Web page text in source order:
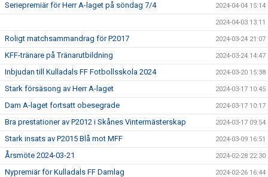
Seriepremiär för Herr A-laget på söndag 7/4 2024-04-04 15:14
2024-04-03 13:11
Roligt matchsammandrag för P2017 2024-03-24 21:07
KFF-tränare på Tränarutbildning 2024-03-24 14:47
Inbjudan till Kulladals FF Fotbollsskola 2024 2024-03-20 15:38
Stark försäsong av Herr A-laget 2024-03-17 10:45
Dam A-laget fortsatt obesegrade 2024-03-17 10:17
Bra prestationer av P2012 i Skånes Vintermästerskap 2024-03-17 09:54
Stark insats av P2015 Blå mot MFF 2024-03-09 16:51
Årsmöte 2024-03-21 2024-02-28 22:30
Nypremiär för Kulladals FF Damlag 2024-02-26 16:44